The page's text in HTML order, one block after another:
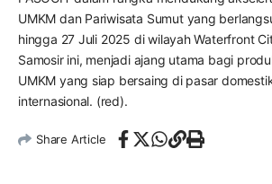
UMKM dan Pariwisata Sumut yang
hingga 27 Juli 2025 di wilayah Waterfront
Samosir ini, menjadi ajang utama bagi
UMKM yang siap bersaing di pasar
internasional. (red).
Share Article